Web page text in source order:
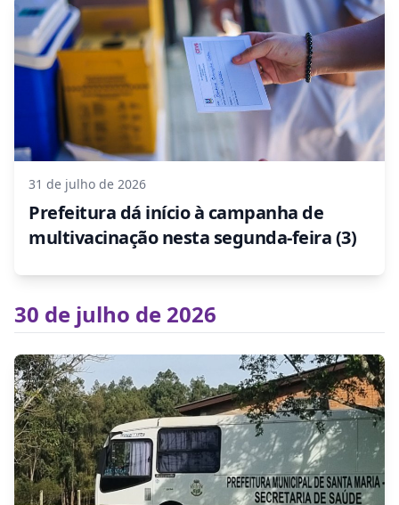
31 de julho de 2026
Prefeitura dá início à campanha de
multivacinação nesta segunda-feira (3)
30 de julho de 2026